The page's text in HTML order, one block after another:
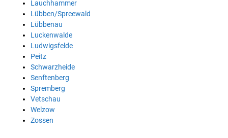
Lauchhammer
Lübben/Spreewald
Lübbenau
Luckenwalde
Ludwigsfelde
Peitz
Schwarzheide
Senftenberg
Spremberg
Vetschau
Welzow
Zossen